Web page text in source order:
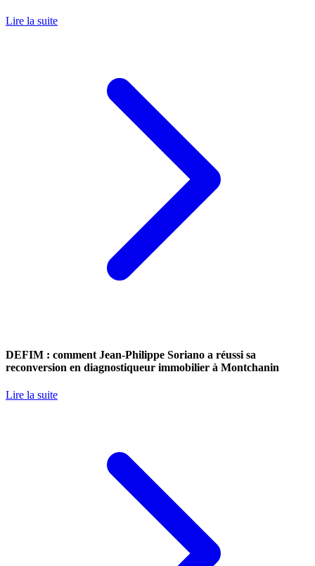
Lire la suite
DEFIM : comment Jean-Philippe Soriano a réussi sa
reconversion en diagnostiqueur immobilier à Montchanin
Lire la suite